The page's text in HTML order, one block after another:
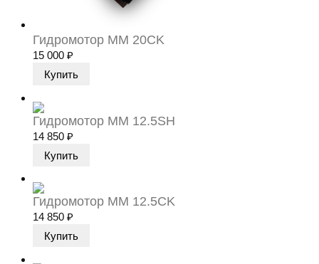
Гидромотор MM 20CK
15 000 ₽
Гидромотор MM 12.5SH
14 850 ₽
Гидромотор MM 12.5CK
14 850 ₽